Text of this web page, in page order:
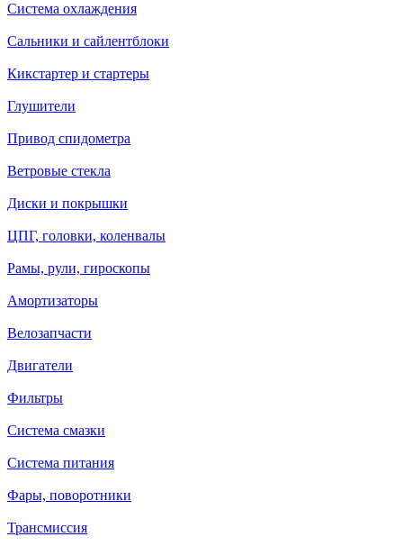
Система охлаждения
Сальники и сайлентблоки
Кикстартер и стартеры
Глушители
Привод спидометра
Ветровые стекла
Диски и покрышки
ЦПГ, головки, коленвалы
Рамы, рули, гироскопы
Амортизаторы
Велозапчасти
Двигатели
Фильтры
Система смазки
Система питания
Фары, поворотники
Трансмиссия